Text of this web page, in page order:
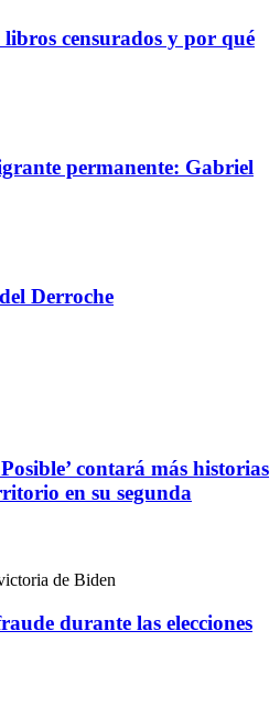
libros censurados y por qué
permanente: Gabriel
Derroche
contará más historias
en su segunda
durante las elecciones